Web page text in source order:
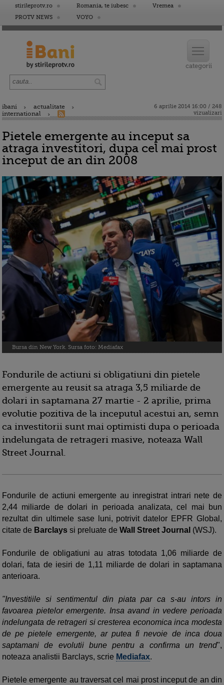
stirileprotv.ro Romania, te iubesc
Vremea
PROTV NEWS
VOYO
ibani
actualitate
international
6 aprilie 2014 16:00 / 248
vizualizari
Pietele emergente au inceput sa
atraga investitori, dupa cel mai prost
inceput de an din 2008
Bursa din New York. Sursa foto: Mediafax
Fondurile de actiuni si obligatiuni din pietele
emergente au reusit sa atraga 3,5 miliarde de
dolari in saptamana 27 martie - 2 aprilie, prima
evolutie pozitiva de la inceputul acestui an, semn
ca investitorii sunt mai optimisti dupa o perioada
indelungata de retrageri masive, noteaza Wall
Street Journal.
Fondurile de actiuni emergente au inregistrat intrari nete de
2,44 miliarde de dolari in perioada analizata, cel mai bun
rezultat din ultimele sase luni, potrivit datelor EPFR Global,
citate de Barclays si preluate de Wall Street Journal (WSJ).
Fondurile de obligatiuni au atras totodata 1,06 miliarde de
dolari, fata de iesiri de 1,11 miliarde de dolari in saptamana
anterioara.
"Investitiile si sentimentul din piata par ca s-au intors in
favoarea pietelor emergente. Insa avand in vedere perioada
indelungata de retrageri si cresterea economica inca modesta
de pe pietele emergente, ar putea fi nevoie de inca doua
saptamani de evolutii bune pentru a confirma un trend",
noteaza analistii Barclays, scrie Mediafax.
Pietele emergente au traversat cel mai prost inceput de an din